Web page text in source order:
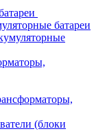
батареи
(блоки